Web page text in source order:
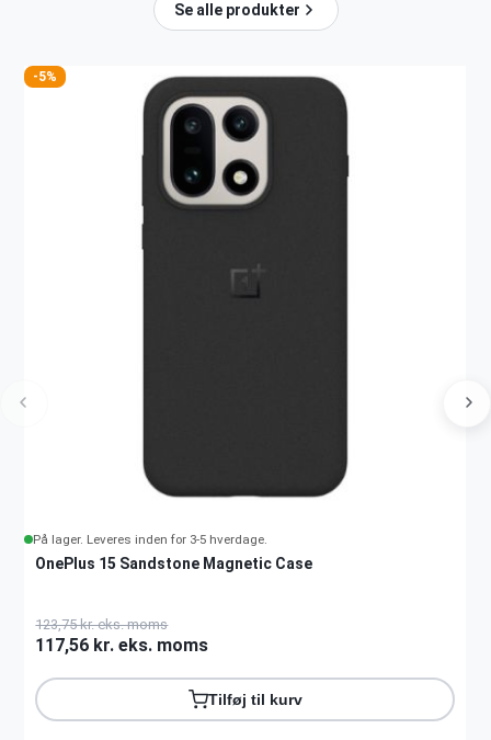
Se alle produkter
-5%
På lager. Leveres inden for 3-5 hverdage.
OnePlus 15 Sandstone Magnetic Case
123,75 kr. eks. moms
117,56 kr. eks. moms
Tilføj til kurv